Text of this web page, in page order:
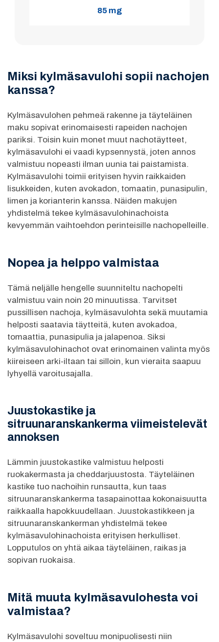
85 mg
Miksi kylmäsavulohi sopii nachojen
kanssa?
Kylmäsavulohen pehmeä rakenne ja täyteläinen
maku sopivat erinomaisesti rapeiden nachojen
pariksi. Toisin kuin monet muut nachotäytteet,
kylmäsavulohi ei vaadi kypsennystä, joten annos
valmistuu nopeasti ilman uunia tai paistamista.
Kylmäsavulohi toimii erityisen hyvin raikkaiden
lisukkeiden, kuten avokadon, tomaatin, punasipulin,
limen ja korianterin kanssa. Näiden makujen
yhdistelmä tekee kylmäsavulohinachoista
kevyemmän vaihtoehdon perinteisille nachopelleille.
Nopea ja helppo valmistaa
Tämä neljälle hengelle suunniteltu nachopelti
valmistuu vain noin 20 minuutissa. Tarvitset
pussillisen nachoja, kylmäsavulohta sekä muutamia
helposti saatavia täytteitä, kuten avokadoa,
tomaattia, punasipulia ja jalapenoa. Siksi
kylmäsavulohinachot ovat erinomainen valinta myös
kiireiseen arki-iltaan tai silloin, kun vieraita saapuu
lyhyellä varoitusajalla.
Juustokastike ja
sitruunaranskankerma viimeistelevät
annoksen
Lämmin juustokastike valmistuu helposti
ruokakermasta ja cheddarjuustosta. Täyteläinen
kastike tuo nachoihin runsautta, kun taas
sitruunaranskankerma tasapainottaa kokonaisuutta
raikkaalla hapokkuudellaan. Juustokastikkeen ja
sitruunaranskankerman yhdistelmä tekee
kylmäsavulohinachoista erityisen herkulliset.
Lopputulos on yhtä aikaa täyteläinen, raikas ja
sopivan ruokaisa.
Mitä muuta kylmäsavulohesta voi
valmistaa?
Kylmäsavulohi soveltuu monipuolisesti niin